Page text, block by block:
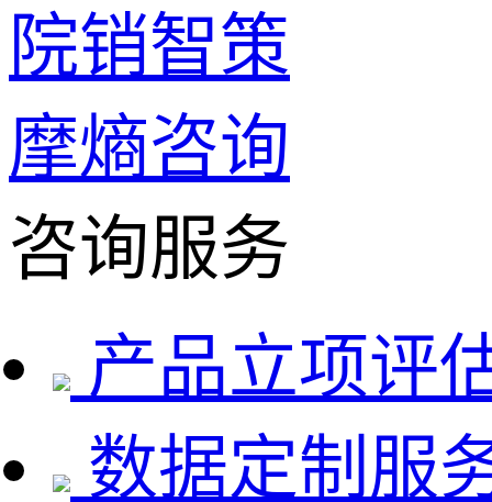
院销智策
摩熵咨询
咨询服务
产品立项评
数据定制服